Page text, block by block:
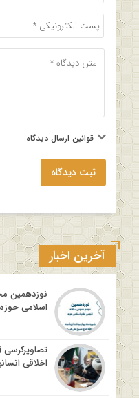
قوانین ارسال دیدگاه
ثبت دیدگاه
آخرین اخبار
نوزدهمین
اسلامی حوزه
تصاویرکرسی
اخلاقی